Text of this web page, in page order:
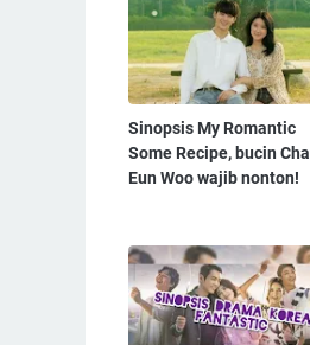
Sinopsis My Romantic
Some Recipe, bucin Cha
Eun Woo wajib nonton!